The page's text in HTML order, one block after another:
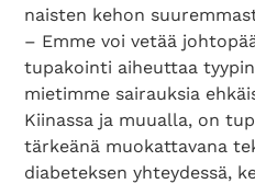
naisten kehon
– Emme voi vetää
tupakointi aiheuttaa
mietimme sairauksia
Kiinassa ja muualla, on
tärkeänä muokattavana
diabeteksen yhteydessä,